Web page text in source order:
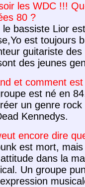
les WDC !!!
80 ?
le bassiste Lior
est toujours
guitariste
des jeunes
et comment
est né en
un genre
Kennedys.
encore dire
est mort,
dans la
Un groupe